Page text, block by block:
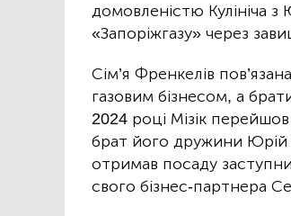
домовленістю Кулініча з
«Запоріжгазу» через
Сім’я Френкелів
газовим бізнесом, а
2024 році Мізік
брат його дружини Юрій
отримав посаду
свого бізнес-партнера